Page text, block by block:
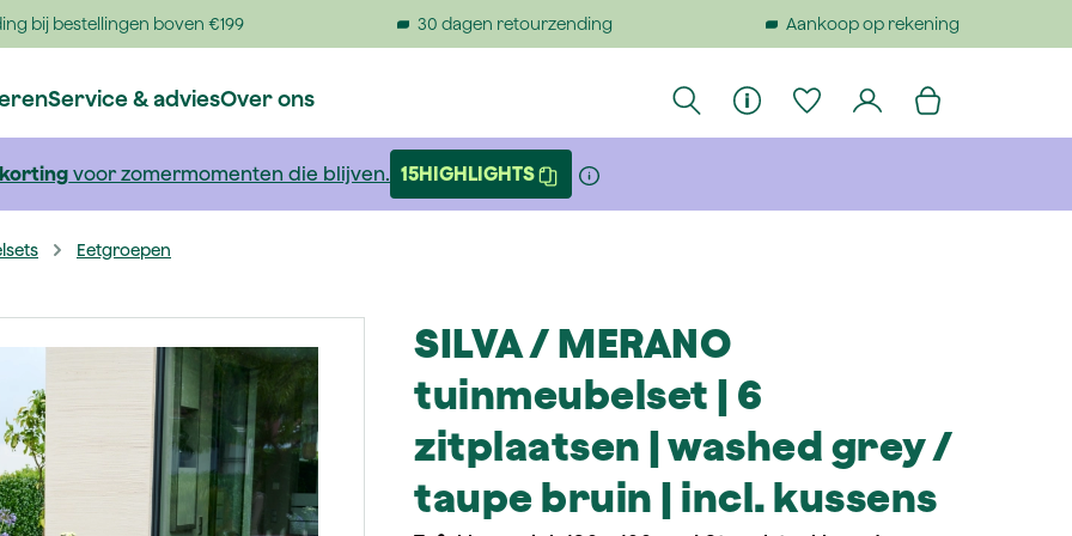
bij bestellingen boven €199 30 dagen retourzending Aankoop op rekening
Service & adviesOver ons
korting voor zomermomenten die blijven. 15HIGHLIGHTS
Eetgroepen
SILVA / MERANO
tuinmeubelset | 6
zitplaatsen | washed grey /
taupe bruin | incl. kussens